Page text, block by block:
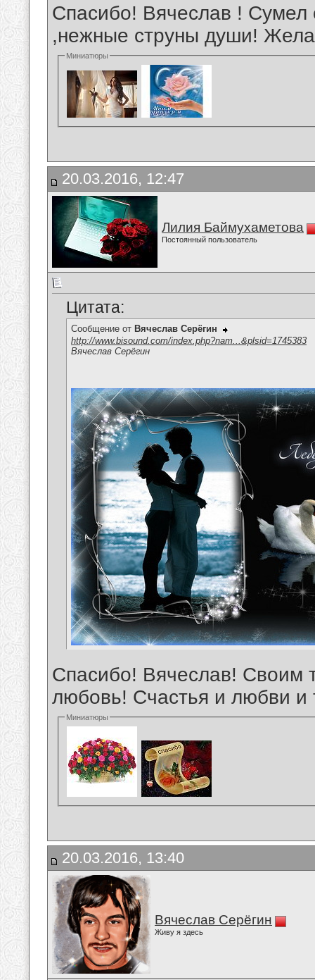
Спасибо! Вячеслав ! Сумел
,нежные струны души!
Миниатюры
20.03.2016, 12:47
Лилия Баймухаметова
Постоянный пользователь
Цитата:
Сообщение от Вячеслав Серёгин
http://www.bisound.com/index.php?nam...&plsid=1745383
Вячеслав Серёгин
Спасибо! Вячеслав! Своим
любовь! Счастья и любви
Миниатюры
20.03.2016, 13:40
Вячеслав Серёгин
Живу я здесь